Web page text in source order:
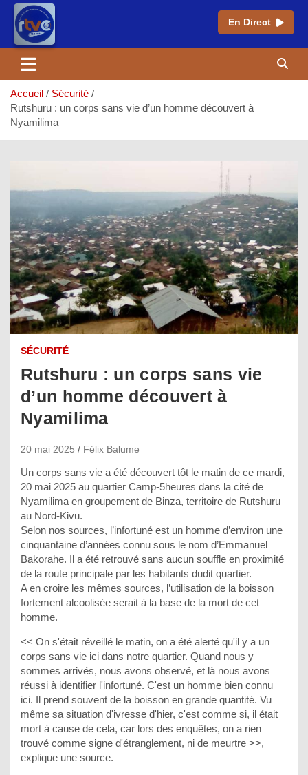
En Direct
contenu
Accueil
Sécurité
Rutshuru : un corps sans vie d’un homme découvert à
Nyamilima
SÉCURITÉ
Rutshuru : un corps sans vie
d’un homme découvert à
Nyamilima
20 mai 2025 Félix Balume
Un corps sans vie a été découvert tôt le matin de ce mardi,
20 mai 2025 au quartier Camp-5heures dans la cité de
Nyamilima en groupement de Binza, territoire de Rutshuru
au Nord-Kivu.
Selon nos sources, l’infortuné est un homme d’environ une
cinquantaine d’années connu sous le nom d’Emmanuel
Bakorahe. Il a été retrouvé sans aucun souffle en proximité
de la route principale par les habitants dudit quartier.
A en croire les mêmes sources, l’utilisation de la boisson
fortement alcoolisée serait à la base de la mort de cet
homme.
<< On s'était réveillé le matin, on a été alerté qu'il y a un
corps sans vie ici dans notre quartier. Quand nous y
sommes arrivés, nous avons observé, et là nous avons
réussi à identifier l'infortuné. C'est un homme bien connu
ici. Il prend souvent de la boisson en grande quantité. Vu
même sa situation d'ivresse d'hier, c'est comme si, il était
mort à cause de cela, car lors des enquêtes, on a rien
trouvé comme signe d'étranglement, ni de meurtre >>,
explique une source.